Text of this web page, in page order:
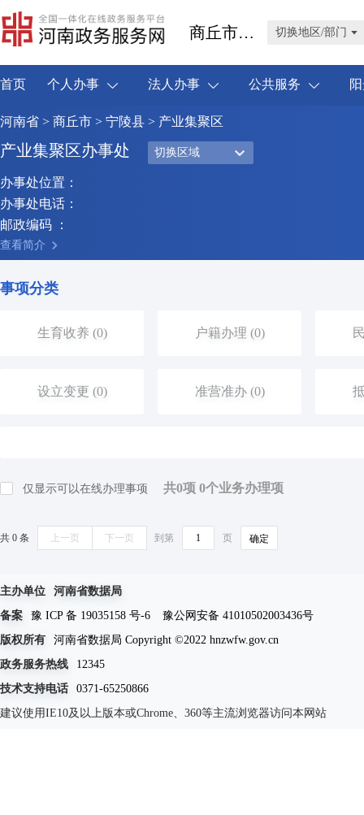
商丘市宁陵县 切换地区/部门
首页 个人办事 法人办事 公共服务
河南省 > 商丘市 > 宁陵县 > 产业集聚区
产业集聚区办事处 切换区域
办事处位置：
办事处电话：
邮政编码 ：
查看简介
事项分类
生育收养 (0) 户籍办理 (0)
设立变更 (0) 准营准办 (0)
仅显示可以在线办理事项 共0项 0个业务办理项
共 0 条 上一页 下一页 到第 页 确定
主办单位
河南省数据局
备案
豫 ICP 备 19035158 号-6
豫公网安备 41010502003436号
版权所有
河南省数据局 Copyright ©2022 hnzwfw.gov.cn
政务服务热线
12345
技术支持电话
0371-65250866
建议使用IE10及以上版本或Chrome、360等主流浏览器访问本网站